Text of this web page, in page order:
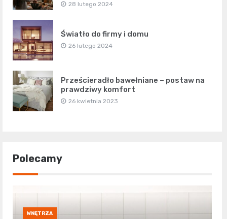
28 lutego 2024
Światło do firmy i domu
26 lutego 2024
Prześcieradło bawełniane – postaw na
prawdziwy komfort
26 kwietnia 2023
Polecamy
WNĘTRZA